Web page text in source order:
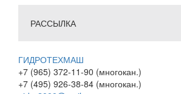
РАССЫЛКА
ГИДРОТЕХМАШ
+7 (965) 372-11-90 (многокан.)
+7 (495) 926-38-84 (многокан.)